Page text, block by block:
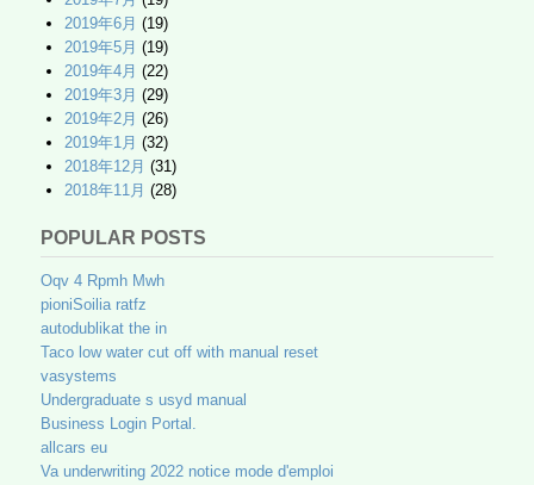
2019年6月 (19)
2019年5月 (19)
2019年4月 (22)
2019年3月 (29)
2019年2月 (26)
2019年1月 (32)
2018年12月 (31)
2018年11月 (28)
POPULAR POSTS
Oqv 4 Rpmh Mwh
pioniSoilia ratfz
autodublikat the in
Taco low water cut off with manual reset
vasystems
Undergraduate s usyd manual
Business Login Portal.
allcars eu
Va underwriting 2022 notice mode d'emploi